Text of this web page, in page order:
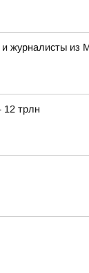
журналисты
12 трлн